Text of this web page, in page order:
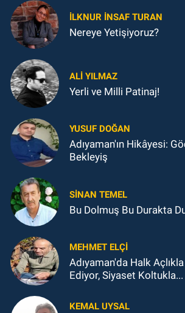
İLKNUR İNSAF TURAN
Nereye Yetişiyoruz?
ALI YILMAZ
Yerli ve Milli Patinaj!
YUSUF DOĞAN
Adıyaman'ın Hikâyesi:
Bekleyiş
SINAN TEMEL
Bu Dolmuş Bu Durakta
MEHMET ELÇI
Adıyaman'da Halk
Ediyor, Siyaset Koltukla...
KEMAL UYSAL